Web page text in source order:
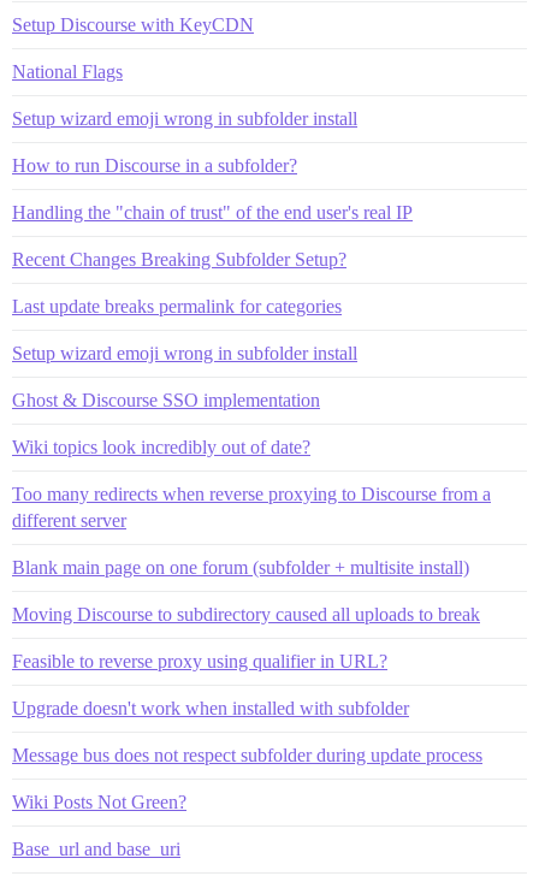
Setup Discourse with KeyCDN
National Flags
Setup wizard emoji wrong in subfolder install
How to run Discourse in a subfolder?
Handling the "chain of trust" of the end user's real IP
Recent Changes Breaking Subfolder Setup?
Last update breaks permalink for categories
Setup wizard emoji wrong in subfolder install
Ghost & Discourse SSO implementation
Wiki topics look incredibly out of date?
Too many redirects when reverse proxying to Discourse from a
different server
Blank main page on one forum (subfolder + multisite install)
Moving Discourse to subdirectory caused all uploads to break
Feasible to reverse proxy using qualifier in URL?
Upgrade doesn't work when installed with subfolder
Message bus does not respect subfolder during update process
Wiki Posts Not Green?
Base_url and base_uri